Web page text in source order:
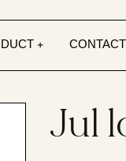
Jul